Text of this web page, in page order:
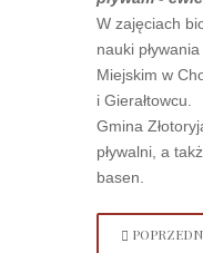
W zajęciach
nauki
Miejskim w
i Gierałtowcu.
Gmina
pływalni, a
basen.